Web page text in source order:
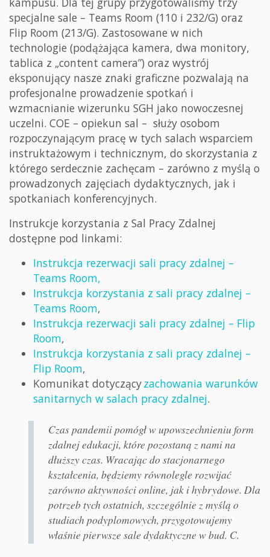
specjalne sale – Teams Room (110 i 232/G) oraz
Flip Room (213/G). Zastosowane w nich
technologie (podążająca kamera, dwa monitory,
tablica z „content camera”) oraz wystrój
eksponujący nasze znaki graficzne pozwalają na
profesjonalne prowadzenie spotkań i
wzmacnianie wizerunku SGH jako nowoczesnej
uczelni. COE – opiekun sal – służy osobom
rozpoczynającym pracę w tych salach wsparciem
instruktażowym i technicznym, do skorzystania z
którego serdecznie zachęcam – zarówno z myślą o
prowadzonych zajęciach dydaktycznych, jak i
spotkaniach konferencyjnych.
Instrukcje korzystania z Sal Pracy Zdalnej
dostępne pod linkami:
Instrukcja rezerwacji sali pracy zdalnej –
Teams Room,
Instrukcja korzystania z sali pracy zdalnej –
Teams Room,
Instrukcja rezerwacji sali pracy zdalnej – Flip
Room,
Instrukcja korzystania z sali pracy zdalnej –
Flip Room,
Komunikat dotyczącyzachowania warunków
sanitarnych w salach pracy zdalnej.
Czas pandemii pomógł w upowszechnieniu form
zdalnej edukacji, które pozostaną z nami na
dłuższy czas. Wracając do stacjonarnego
kształcenia, będziemy równolegle rozwijać
zarówno aktywności online, jak i hybrydowe. Dla
potrzeb tych ostatnich, szczególnie z myślą o
studiach podyplomowych, przygotowujemy
właśnie pierwsze sale dydaktyczne w bud. C.